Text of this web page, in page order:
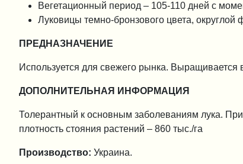
Вегетационный период – 105-110 дней с
Луковицы темно-бронзового цвета,
ПРЕДНАЗНАЧЕНИЕ
Используется для свежего рынка. Выращивается
ДОПОЛНИТЕЛЬНАЯ ИНФОРМАЦИЯ
Толерантный к основным заболеваниям лука.
плотность стояния растений – 860 тыс./га
Производство: Украина.